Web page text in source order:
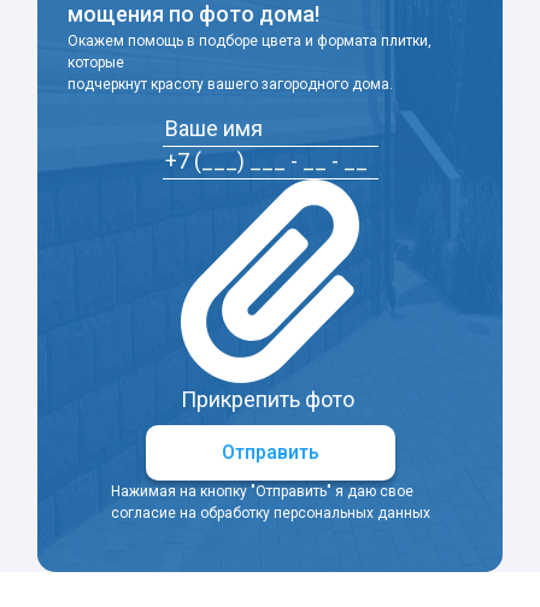
мощения по фото дома!
Окажем помощь в подборе цвета и формата плитки,
которые
подчеркнут красоту вашего загородного дома.
Прикрепить фото
Отправить
Нажимая на кнопку "Отправить" я даю свое
согласие на обработку персональных данных